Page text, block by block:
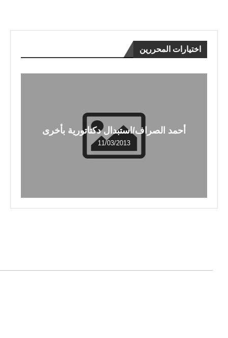
اختيارات المحررين
أحمد الصراف/استبدال دكتاتورية بأخرى
11/03/2013